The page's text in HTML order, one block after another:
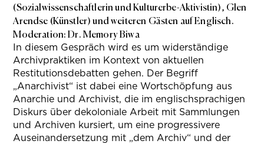
(Sozialwissenschaftlerin und Kulturerbe-Aktivistin), Glen
Arendse (Künstler) und weiteren Gästen auf Englisch.
Moderation: Dr. Memory Biwa
In diesem Gespräch wird es um widerständige
Archivpraktiken im Kontext von aktuellen
Restitutionsdebatten gehen. Der Begriff
„Anarchivist“ ist dabei eine Wortschöpfung aus
Anarchie und Archivist, die im englischsprachigen
Diskurs über dekoloniale Arbeit mit Sammlungen
und Archiven kursiert, um eine progressivere
Auseinandersetzung mit „dem Archiv“ und der